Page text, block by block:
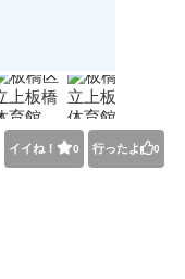
イイね！ 0 行ったよ 0